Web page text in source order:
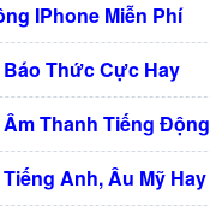
IPhone Miễn Phí
Thức Cực Hay
Thanh Tiếng Động
Anh, Âu Mỹ Hay